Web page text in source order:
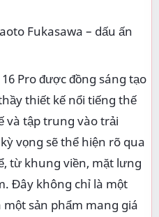
Fukasawa – dấu ấn
Pro được đồng sáng tạo
thiết kế nổi tiếng thế
và tập trung vào trải
vọng sẽ thể hiện rõ qua
từ khung viền, mặt lưng
Đây không chỉ là một
một sản phẩm mang giá